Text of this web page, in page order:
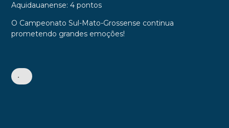
Aquidauanense: 4 pontos
O Campeonato Sul-Mato-Grossense continua
prometendo grandes emoções!
•